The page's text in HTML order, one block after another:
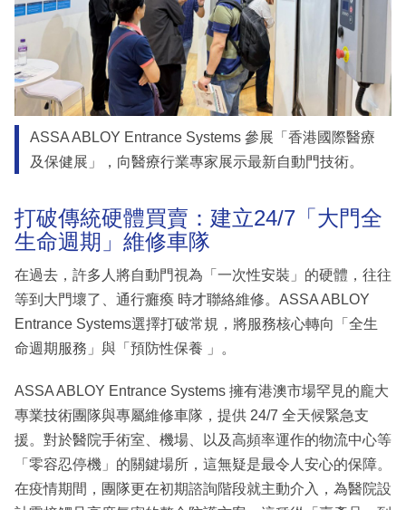
ASSA ABLOY Entrance Systems 參展「香港國際醫療
及保健展」，向醫療行業專家展示最新自動門技術。
打破傳統硬體買賣：建立24/7「大門全
生命週期」維修車隊
在過去，許多人將自動門視為「一次性安裝」的硬體，往往
等到大門壞了、通行癱瘓 時才聯絡維修。ASSA ABLOY
Entrance Systems選擇打破常規，將服務核心轉向「全生
命週期服務」與「預防性保養 」。
ASSA ABLOY Entrance Systems 擁有港澳市場罕見的龐大
專業技術團隊與專屬維修車隊，提供 24/7 全天候緊急支
援。對於醫院手術室、機場、以及高頻率運作的物流中心等
「零容忍停機」的關鍵場所，這無疑是最令人安心的保障。
在疫情期間，團隊更在初期諮詢階段就主動介入，為醫院設